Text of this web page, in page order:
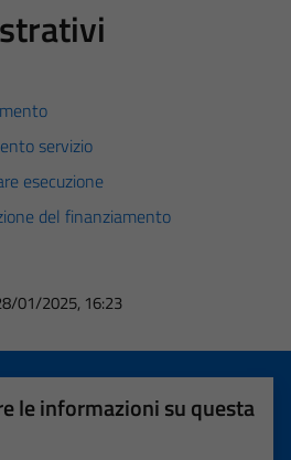
servizio
esecuzione
del finanziamento
01/2025, 16:23
le informazioni su questa